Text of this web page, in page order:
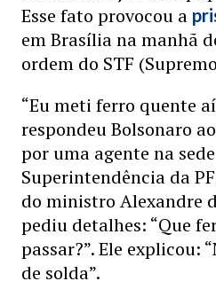
Esse fato provocou a
em Brasília na manhã
ordem do STF
“Eu meti ferro quente
respondeu Bolsonaro
por uma agente na
Superintendência da
do ministro Alexandre
pediu detalhes: “Que
passar?”. Ele explicou:
de solda”.